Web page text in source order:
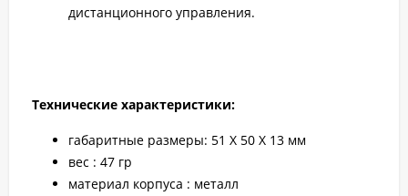
дистанционного управления.
Технические характеристики:
габаритные размеры: 51 Х 50 Х 13 мм
вес : 47 гр
материал корпуса : металл